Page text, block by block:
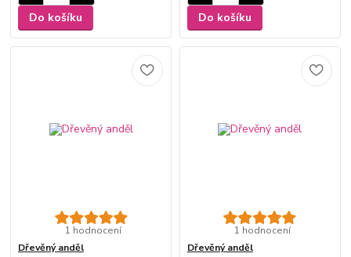
Do košíku Do košíku
1 hodnocení
Dřevěný anděl
1 hodnocení
Dřevěný anděl